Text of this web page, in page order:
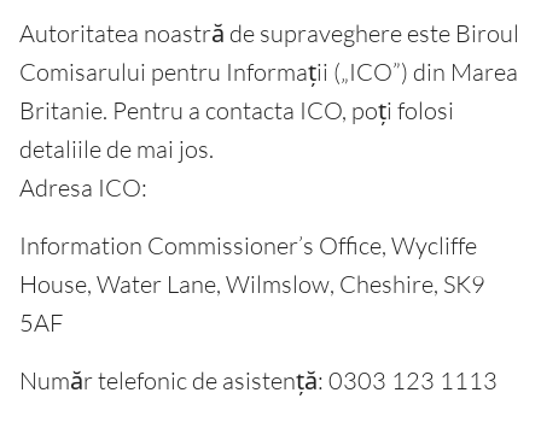
Autoritatea noastră de supraveghere este Biroul
Comisarului pentru Informații („ICO”) din Marea
Britanie. Pentru a contacta ICO, poți folosi
detaliile de mai jos.
Adresa ICO:
Information Commissioner’s Office, Wycliffe
House, Water Lane, Wilmslow, Cheshire, SK9
5AF
Număr telefonic de asistență: 0303 123 1113